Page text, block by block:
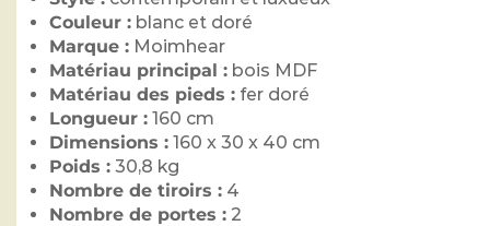
Couleur : blanc et doré
Marque : Moimhear
Matériau principal : bois MDF
Matériau des pieds : fer doré
Longueur : 160 cm
Dimensions : 160 x 30 x 40 cm
Poids : 30,8 kg
Nombre de tiroirs : 4
Nombre de portes : 2